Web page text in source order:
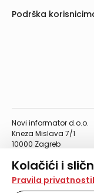
Kolačići i
Na našoj web
tehnologije za
Pravila privatnosti
Novi informator d.o.o.
Kneza Mislava 7/1
10000 Zagreb
Telefaks: 01/4612-553
info@informator.hr
Podrška